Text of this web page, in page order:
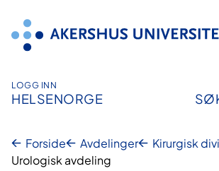
innhold
LOGG INN
HELSENORGE
Forside Avdelinger
Kirurgisk
Urologisk avdeling